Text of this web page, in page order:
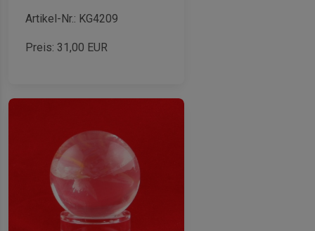
Artikel-Nr.: KG4209
Preis: 31,00 EUR